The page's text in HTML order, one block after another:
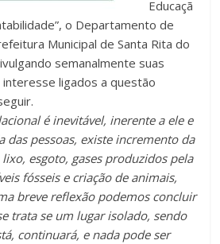
Educaçã
o Departamento de
Municipal de Santa Rita do
semanalmente suas
ligados a questão
é inevitável, inerente a ele e
das pessoas, existe incremento da
esgoto, gases produzidos pela
fósseis e criação de animais,
breve reflexão podemos concluir
trata se um lugar isolado, sendo
continuará, e nada pode ser